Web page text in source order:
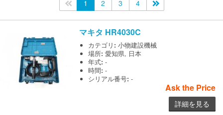
<<1 2 3 4
マキタ HR4030C
カテゴリ :小物建設機械
場所:愛知県, 日本
年式:-
時間:-
シリアル番号:-
Ask the Price
詳細を見る